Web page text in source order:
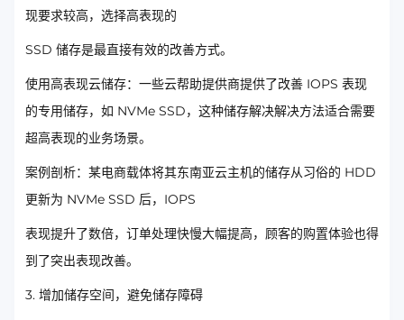
现要求较高，选择高表现的
SSD 储存是最直接有效的改善方式。
使用高表现云储存：一些云帮助提供商提供了改善 IOPS 表现
的专用储存，如 NVMe SSD，这种储存解决解决方法适合需要
超高表现的业务场景。
案例剖析：某电商载体将其东南亚云主机的储存从习俗的 HDD
更新为 NVMe SSD 后，IOPS
表现提升了数倍，订单处理快慢大幅提高，顾客的购置体验也得
到了突出表现改善。
3. 增加储存空间，避免储存障碍